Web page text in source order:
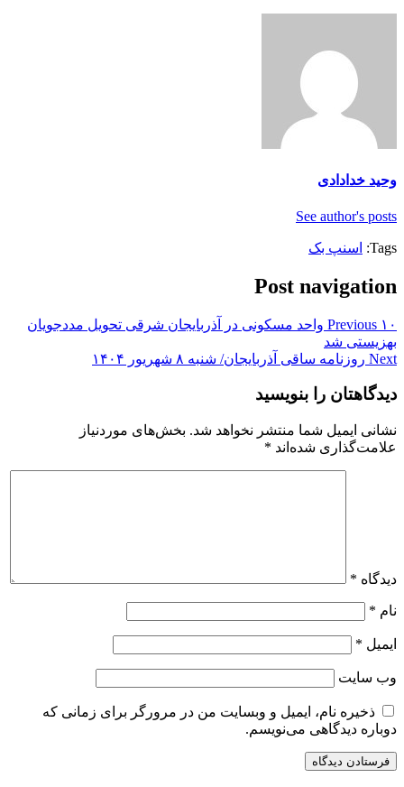
وحید خدادادی
See author's posts
Tags: اسنپ بک
Post navigation
Previous ۱۰ واحد مسکونی در آذربایجان شرقی تحویل مددجویان
بهزیستی شد
Next روزنامه ساقی آذربایجان/ شنبه ۸ شهریور ۱۴۰۴
دیدگاهتان را بنویسید
نشانی ایمیل شما منتشر نخواهد شد. بخش‌های موردنیاز
علامت‌گذاری شده‌اند *
دیدگاه *
نام *
ایمیل *
وب‌ سایت
ذخیره نام، ایمیل و وبسایت من در مرورگر برای زمانی که
دوباره دیدگاهی می‌نویسم.